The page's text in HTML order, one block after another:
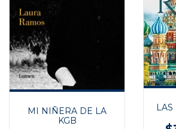
MI NIÑERA DE LA
KGB
LAS